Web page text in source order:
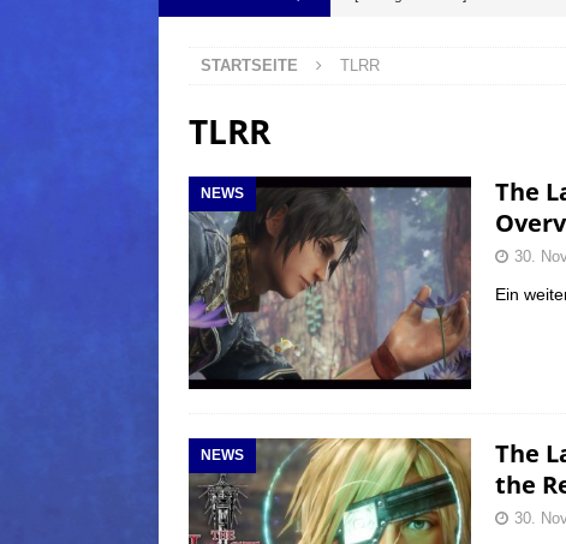
FANTASY
[ 5. August 2026 ]
(Normal) FINAL FANTASY
[ 5. August 2026 ]
FINAL FANTASY
STARTSEITE TLRR
TLRR
NEWS
The
30.
Ein
NEWS
The
the
30.